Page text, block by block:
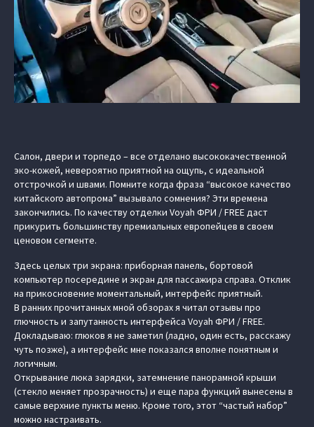
Салон, двери и торпедо – все отделано высококачественной
эко-кожей, невероятно приятной на ощупь, с идеальной
отстрочкой и швами. Помните когда фраза “высокое качество
китайского автопрома” вызывало сомнения? Эти времена
закончились. По качеству отделки Voyah ФРИ / FREE даст
прикурить большинству премиальных европейцев в своем
ценовом сегменте.
Здесь целых три экрана: приборная панель, бортовой
компьютер посередине и экран для пассажира справа. Отклик
на прикосновение моментальный, интерфейс приятный.
В ранних прочитанных мной обзорах я читал отзывы про
глючность и запутанность интерфейса Voyah ФРИ / FREE.
Докладываю: глюков я не заметил (ладно, один есть, расскажу
чуть позже), а интерфейс мне показался вполне понятным и
логичным.
Открывание люка зарядки, затемнение панорамной крыши
(стекло меняет прозрачность) и еще пара функций вынесены в
самые верхние пункты меню. Кроме того, этот “частый набор”
можно настраивать.